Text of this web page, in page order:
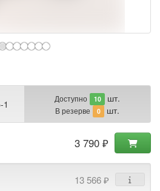
Доступно 10 шт.
В резерве 0 шт.
3 790 ₽
13 566 ₽